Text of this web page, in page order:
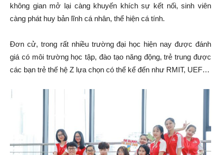
không gian mở lại càng khuyến khích sự kết nối, sinh viên
càng phát huy bản lĩnh cá nhân, thể hiện cá tính.
Đơn cử, trong rất nhiều trường đại học hiện nay được đánh
giá có môi trường học tập, đào tạo năng động, trẻ trung được
các bạn trẻ thế hệ Z lựa chọn có thể kể đến như RMIT, UEF…